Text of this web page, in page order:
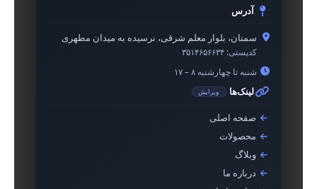
آدرس
سمنان، بلوار معلم شرقی، نرسیده به میدان مطهری
کدپستی: ۳۵۱۴۶۵۶۶۳۴
شنبه تا چهارشنبه ۸ – ۱۷
لینک‌ها ویرایش
صفحه اصلی
محصولات
وبلاگ
درباره ما